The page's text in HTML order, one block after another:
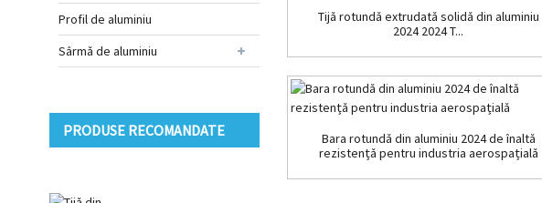
Profil de aluminiu
Sârmă de aluminiu
PRODUSE RECOMANDATE
Tijă rotundă extrudată solidă din aluminiu
2024 2024 T...
Bara rotundă din aluminiu 2024 de înaltă
rezistență pentru industria aerospațială